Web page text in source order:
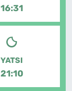
16:31
YATSI
21:10